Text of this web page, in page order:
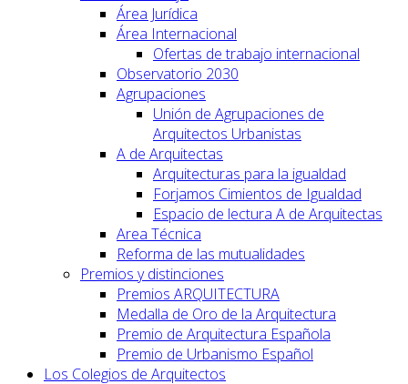
Área Jurídica
Área Internacional
Ofertas de trabajo internacional
Observatorio 2030
Agrupaciones
Unión de Agrupaciones de
Arquitectos Urbanistas
A de Arquitectas
Arquitecturas para la igualdad
Forjamos Cimientos de Igualdad
Espacio de lectura A de Arquitectas
Area Técnica
Reforma de las mutualidades
Premios y distinciones
Premios ARQUITECTURA
Medalla de Oro de la Arquitectura
Premio de Arquitectura Española
Premio de Urbanismo Español
Los Colegios de Arquitectos